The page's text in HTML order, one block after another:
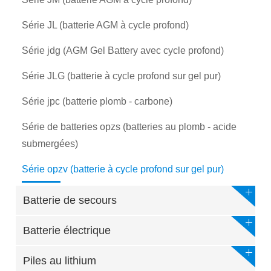
Série JL (batterie AGM à cycle profond)
Série jdg (AGM Gel Battery avec cycle profond)
Série JLG (batterie à cycle profond sur gel pur)
Série jpc (batterie plomb - carbone)
Série de batteries opzs (batteries au plomb - acide
submergées)
Série opzv (batterie à cycle profond sur gel pur)
Batterie de secours
Batterie électrique
Piles au lithium